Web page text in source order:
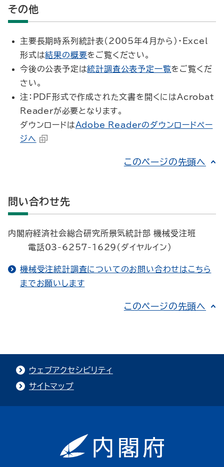
その他
主要長期時系列統計表(2005年4月から)・Excel
形式は結果の概要をご覧ください。
今後の公表予定は統計調査公表予定一覧をご覧くだ
さい。
注：PDF形式で作成された文書を開くにはAcrobat
Readerが必要となります。
ダウンロードはAdobe Readerのダウンロードペー
ジへ
このページの先頭へ
問い合わせ先
内閣府経済社会総合研究所景気統計部 機械受注班
電話03-6257-1629(ダイヤルイン)
機械受注統計調査についてのお問い合わせはこちら
までお願いします
このページの先頭へ
ウェブアクセシビリティ
サイトマップ